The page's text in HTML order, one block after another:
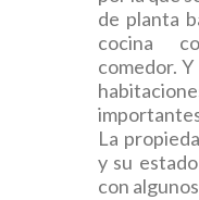
de planta
cocina
comedor.
La
y su
con